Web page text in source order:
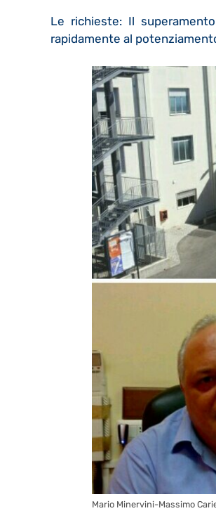
Le richieste: Il
rapidamente al
Mario Minervini-Massimo